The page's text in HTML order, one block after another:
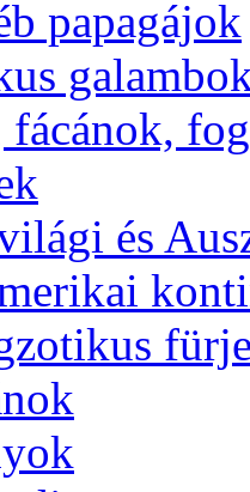
papagájok
fácánok,
és